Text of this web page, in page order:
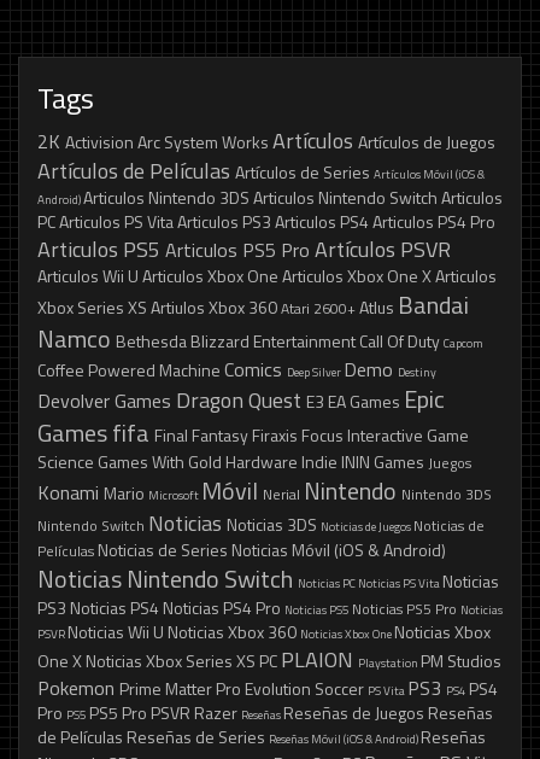
Tags
2K ActivisionArc System WorksArtículos Artículos de Juegos
Artículos de Películas Artículos de Series Artículos Móvil (iOS &
Android)Articulos Nintendo 3DSArticulos Nintendo SwitchArticulos
PCArticulos PS VitaArticulos PS3Articulos PS4Articulos PS4 Pro
Articulos PS5 Articulos PS5 Pro Artículos PSVR
Articulos Wii UArticulos Xbox OneArticulos Xbox One XArticulos
Xbox Series XSArtiulos Xbox 360Atari 2600+Atlus Bandai
Namco BethesdaBlizzard EntertainmentCall Of Duty Capcom
Coffee Powered MachineComics Deep Silver Demo Destiny
Devolver Games Dragon Quest E3 EA Games Epic
Gamesfifa Final FantasyFiraxis Focus Interactive Game
Science Games With Gold Hardware Indie ININ Games Juegos
Konami Mario Microsoft Móvil Nerial Nintendo Nintendo 3DS
Nintendo Switch Noticias Noticias 3DS Noticias de Juegos Noticias de
Películas Noticias de Series Noticias Móvil (iOS & Android)
Noticias Nintendo Switch Noticias PC Noticias PS Vita Noticias
PS3 Noticias PS4 Noticias PS4 Pro Noticias PS5 Noticias PS5 Pro Noticias
PSVR Noticias Wii U Noticias Xbox 360 Noticias Xbox One Noticias Xbox
One XNoticias Xbox Series XS PCPLAION Playstation PM Studios
Pokemon Prime MatterPro Evolution Soccer PS Vita PS3 PS4 PS4
Pro PS5 PS5 Pro PSVR Razer Reseñas Reseñas de Juegos Reseñas
de Películas Reseñas de Series Reseñas Móvil (iOS & Android) Reseñas